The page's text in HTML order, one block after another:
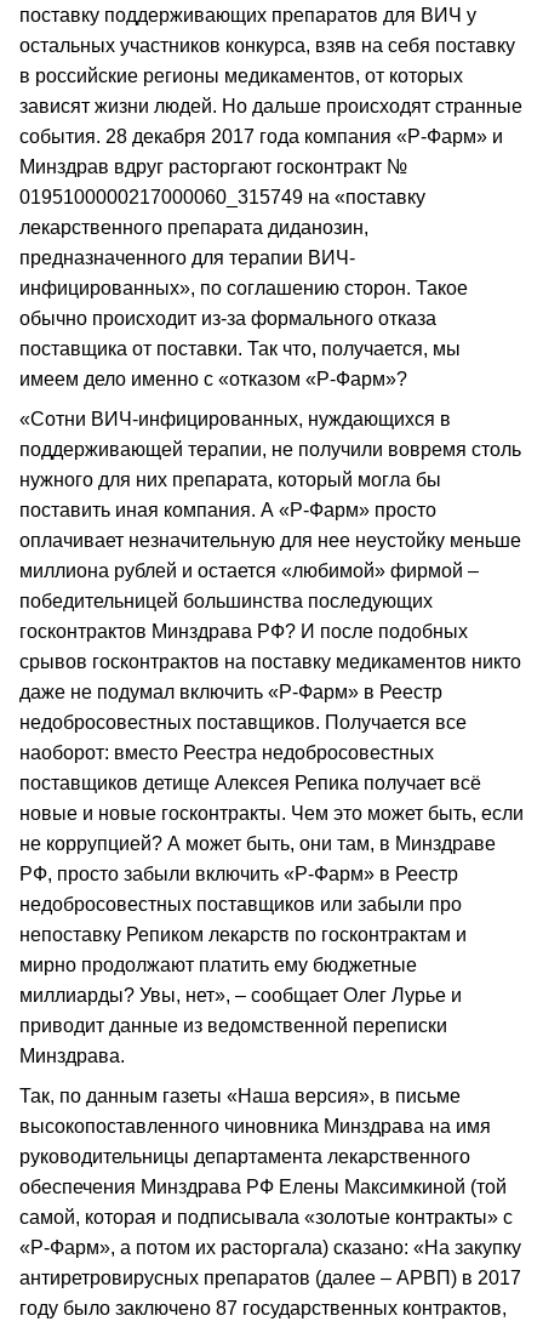
поставку поддерживающих препаратов для ВИЧ у
остальных участников конкурса, взяв на себя поставку
в российские регионы медикаментов, от которых
зависят жизни людей. Но дальше происходят странные
события. 28 декабря 2017 года компания «Р-Фарм» и
Минздрав вдруг расторгают госконтракт №
0195100000217000060_315749 на «поставку
лекарственного препарата диданозин,
предназначенного для терапии ВИЧ-
инфицированных», по соглашению сторон. Такое
обычно происходит из-за формального отказа
поставщика от поставки. Так что, получается, мы
имеем дело именно с «отказом «Р-Фарм»?
«Сотни ВИЧ-инфицированных, нуждающихся в
поддерживающей терапии, не получили вовремя столь
нужного для них препарата, который могла бы
поставить иная компания. А «Р-Фарм» просто
оплачивает незначительную для нее неустойку меньше
миллиона рублей и остается «любимой» фирмой –
победительницей большинства последующих
госконтрактов Минздрава РФ? И после подобных
срывов госконтрактов на поставку медикаментов никто
даже не подумал включить «Р-Фарм» в Реестр
недобросовестных поставщиков. Получается все
наоборот: вместо Реестра недобросовестных
поставщиков детище Алексея Репика получает всё
новые и новые госконтракты. Чем это может быть, если
не коррупцией? А может быть, они там, в Минздраве
РФ, просто забыли включить «Р-Фарм» в Реестр
недобросовестных поставщиков или забыли про
непоставку Репиком лекарств по госконтрактам и
мирно продолжают платить ему бюджетные
миллиарды? Увы, нет», – сообщает Олег Лурье и
приводит данные из ведомственной переписки
Минздрава.
Так, по данным газеты «Наша версия», в письме
высокопоставленного чиновника Минздрава на имя
руководительницы департамента лекарственного
обеспечения Минздрава РФ Елены Максимкиной (той
самой, которая и подписывала «золотые контракты» с
«Р-Фарм», а потом их расторгала) сказано: «На закупку
антиретровирусных препаратов (далее – АРВП) в 2017
году было заключено 87 государственных контрактов,